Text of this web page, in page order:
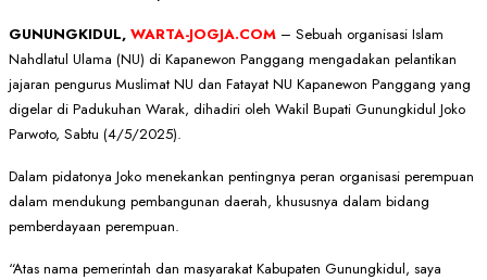
GUNUNGKIDUL, WARTA-JOGJA.COM – Sebuah organisasi Islam
Nahdlatul Ulama (NU) di Kapanewon Panggang mengadakan pelantikan
jajaran pengurus Muslimat NU dan Fatayat NU Kapanewon Panggang yang
digelar di Padukuhan Warak, dihadiri oleh Wakil Bupati Gunungkidul Joko
Parwoto, Sabtu (4/5/2025).
Dalam pidatonya Joko menekankan pentingnya peran organisasi perempuan
dalam mendukung pembangunan daerah, khususnya dalam bidang
pemberdayaan perempuan.
“Atas nama pemerintah dan masyarakat Kabupaten Gunungkidul, saya